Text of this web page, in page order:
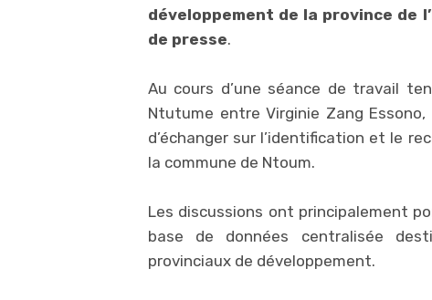
développement de la province de
de presse.
Au cours d’une séance de travail
Ntutume entre Virginie Zang
d’échanger sur l’identification et le
la commune de Ntoum.
Les discussions ont principalement
base de données centralisée
provinciaux de développement.